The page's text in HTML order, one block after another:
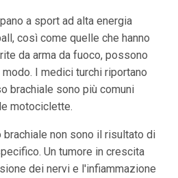
a sport ad alta energia
così come quelle che hanno
da arma da fuoco, possono
I medici turchi riportano
brachiale sono più comuni
motociclette.
non sono il risultato di
Un tumore in crescita
dei nervi e l'infiammazione